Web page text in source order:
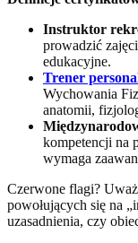
Instruktor
prowadzić
edukacyjne.
Trener
Wychowania
anatomii,
kompetencji na
wymaga
Czerwone flagi?
powołujących się na
uzasadnienia, czy